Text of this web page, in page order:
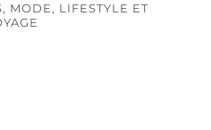
MODE, LIFESTYLE ET